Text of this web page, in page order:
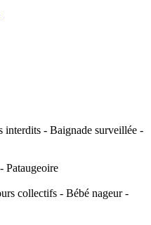
interdits - Baignade surveillée -
Pataugeoire
collectifs - Bébé nageur -